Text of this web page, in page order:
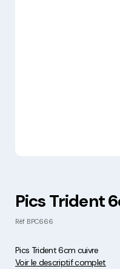
Pics Trident
Réf BPC666
Pics Trident 6cm cuivre
Voir le descriptif complet